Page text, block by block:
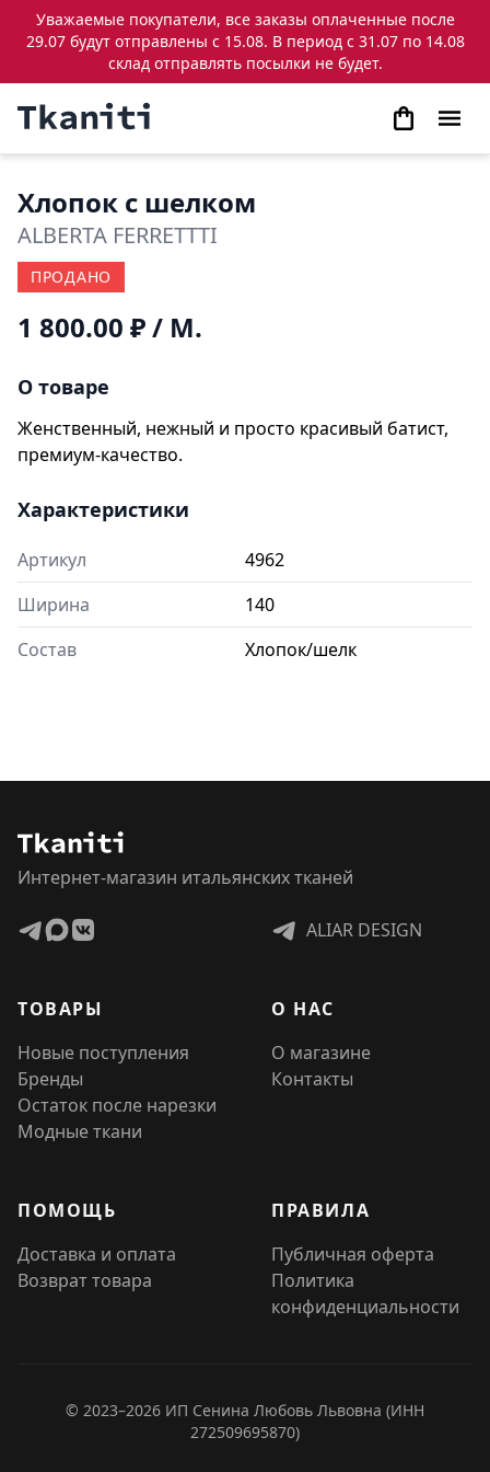
Уважаемые покупатели, все заказы оплаченные после
29.07 будут отправлены с 15.08. В период с 31.07 по 14.08
склад отправлять посылки не будет.
Хлопок с шелком
ALBERTA FERRETTTI
ПРОДАНО
1 800.00 ₽/ М.
О товаре
Женственный, нежный и просто красивый батист,
премиум-качество.
Характеристики
Артикул
4962
Ширина
140
Состав
Хлопок/шелк
Интернет-магазин итальянских тканей
ALIAR DESIGN
ТОВАРЫ
Новые поступления
Бренды
Остаток после нарезки
Модные ткани
О НАС
О магазине
Контакты
ПОМОЩЬ
Доставка и оплата
Возврат товара
ПРАВИЛА
Публичная оферта
Политика
конфиденциальности
© 2023–2026 ИП Сенина Любовь Львовна (ИНН
272509695870)